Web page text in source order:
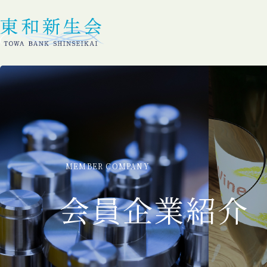
MEMBER COMPANY
会員企業紹介